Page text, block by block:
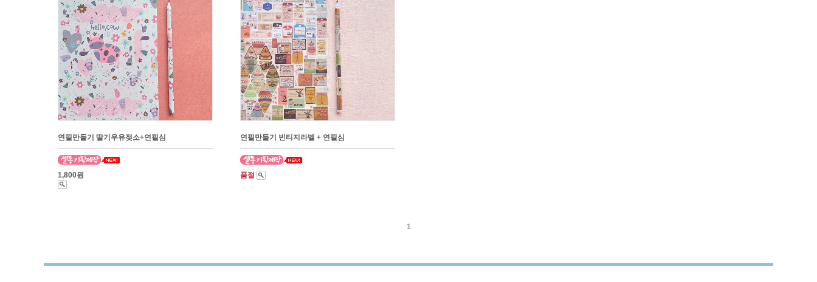
연필만들기 딸기우유젖소+연필심
1,800원
연필만들기 빈티지라벨 + 연필심
품절
1